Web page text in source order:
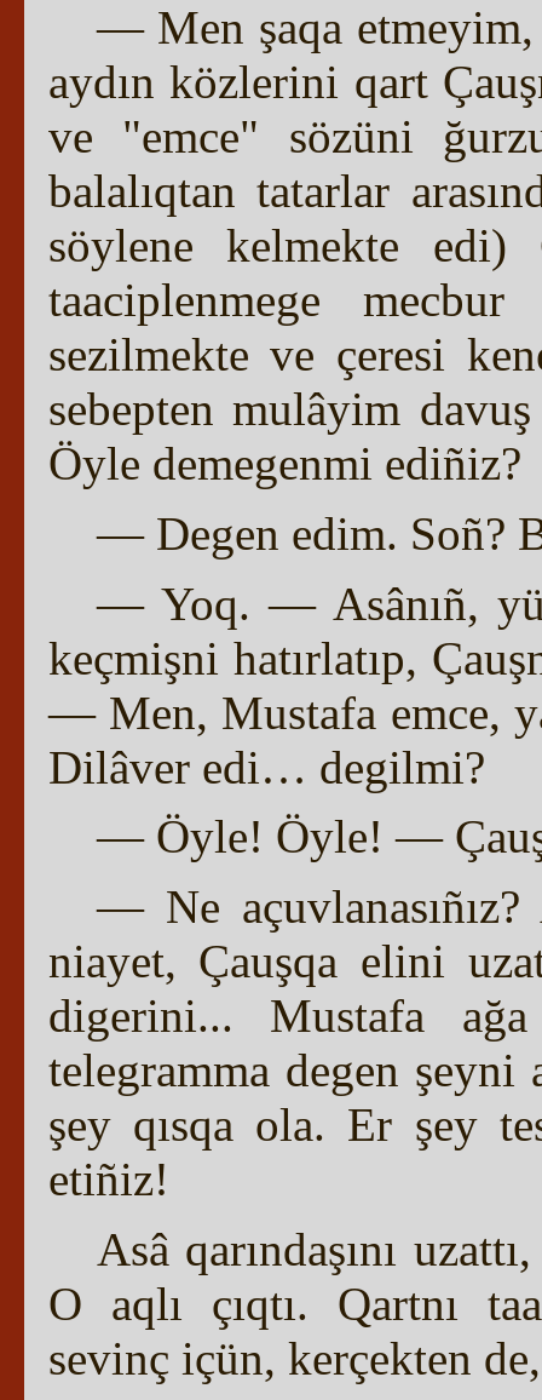
— Men şaqa etmeyim,
aydın közlerini qart
ve "emce" sözüni
balalıqtan tatarlar
söylene kelmekte edi)
taaciplenmege
sezilmekte ve çeresi
sebepten mulâyim
Öyle demegenmi ediñiz?
— Degen edim. Soñ?
— Yoq. — Asânıñ,
keçmişni hatırlatıp,
— Men, Mustafa emce,
Dilâver edi… degilmi?
— Öyle! Öyle! — Çauş
— Ne
niayet, Çauşqa elini
digerini... Mustafa
telegramma degen şeyni
şey qısqa ola. Er şey
etiñiz!
Asâ qarındaşını
O aqlı çıqtı. Qartnı
sevinç içün, kerçekten